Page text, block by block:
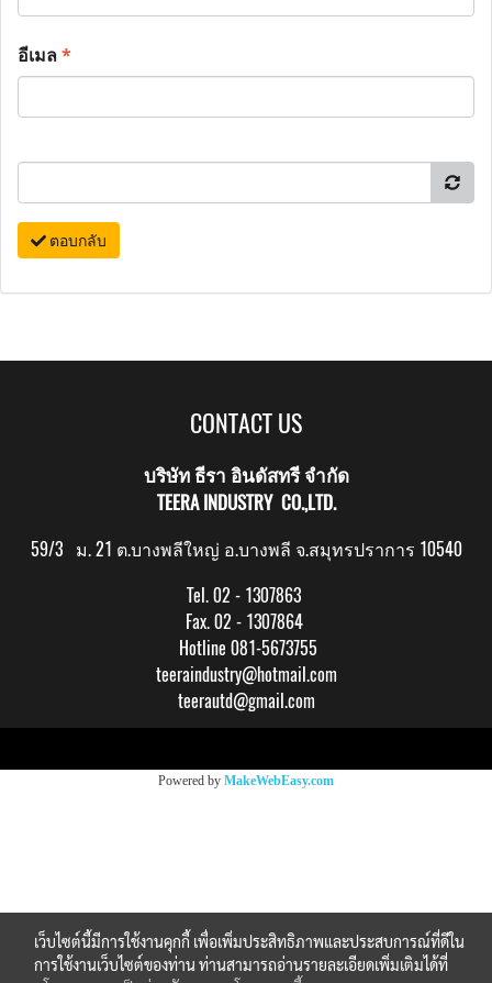
อีเมล*
ตอบกลับ
CONTACT US
บริษัท ธีรา อินดัสทรี จำกัด
TEERA INDUSTRY CO.,LTD.
59/3 ม. 21 ต.บางพลีใหญ่ อ.บางพลี จ.สมุทรปราการ 10540
Tel. 02 - 1307863
Fax. 02 - 1307864
Hotline 081-5673755
teeraindustry@hotmail.com
teerautd@gmail.com
Powered by MakeWebEasy.com
เว็บไซต์นี้มีการใช้งานคุกกี้ เพื่อเพิ่มประสิทธิภาพและประสบการณ์ที่ดีใน
การใช้งานเว็บไซต์ของท่าน ท่านสามารถอ่านรายละเอียดเพิ่มเติมได้ที่